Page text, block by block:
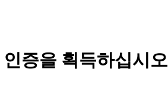
증을 획득하십시오